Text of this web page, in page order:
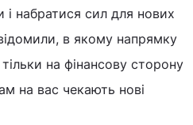
набратися сил для нових
в якому напрямку
на фінансову сторону
на вас чекають нові